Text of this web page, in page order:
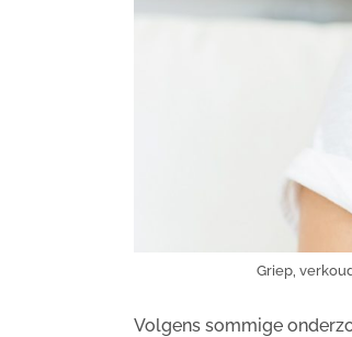
Griep,
Volgens sommige